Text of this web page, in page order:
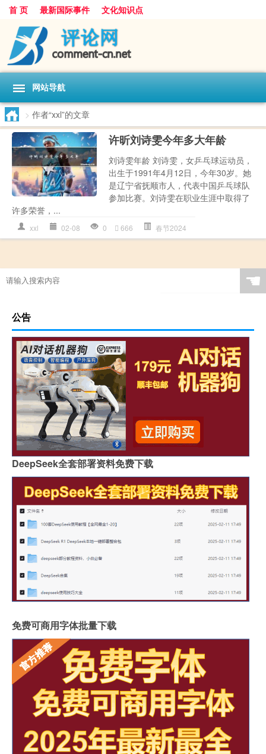
首 页 最新国际事件 文化知识点
网站导航
> 作者“xxl”的文章
许昕刘诗雯今年多大年龄
刘诗雯年龄 刘诗雯，女乒乓球运动员，
出生于1991年4月12日，今年30岁。她
是辽宁省抚顺市人，代表中国乒乓球队
参加比赛。刘诗雯在职业生涯中取得了
许多荣誉，...
xxl 02-08 0 666 春节2024
☚
公告
DeepSeek全套部署资料免费下载
免费可商用字体批量下载